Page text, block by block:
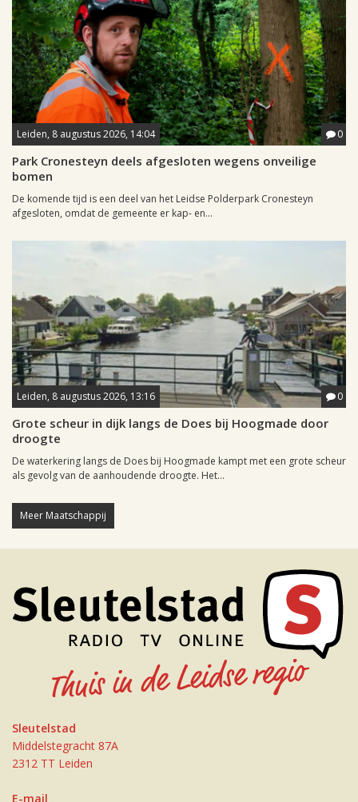
Leiden, 8 augustus 2026, 14:04 0
Park Cronesteyn deels afgesloten wegens onveilige
bomen
De komende tijd is een deel van het Leidse Polderpark Cronesteyn
afgesloten, omdat de gemeente er kap- en...
Leiden, 8 augustus 2026, 13:16 0
Grote scheur in dijk langs de Does bij Hoogmade door
droogte
De waterkering langs de Does bij Hoogmade kampt met een grote scheur
als gevolg van de aanhoudende droogte. Het...
Meer Maatschappij
Sleutelstad
Middelstegracht 87A
2312 TT Leiden
E-mail